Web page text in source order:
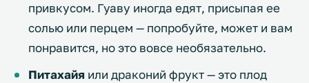
привкусом. Гуаву иногда едят, присыпая ее
солью или перцем — попробуйте, может и вам
понравится, но это вовсе необязательно.
Питахайя или драконий фрукт — это плод